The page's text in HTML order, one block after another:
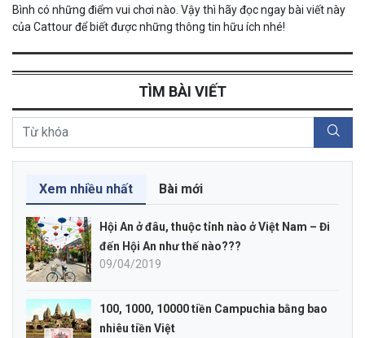
Bình có những điểm vui chơi nào. Vậy thì hãy đọc ngay bài viết này
của Cattour để biết được những thông tin hữu ích nhé!
TÌM BÀI VIẾT
Xem nhiều nhất Bài mới
Hội An ở đâu, thuộc tỉnh nào ở Việt Nam – Đi
đến Hội An như thế nào???
09/04/2019
100, 1000, 10000 tiền Campuchia bằng bao
nhiêu tiền Việt